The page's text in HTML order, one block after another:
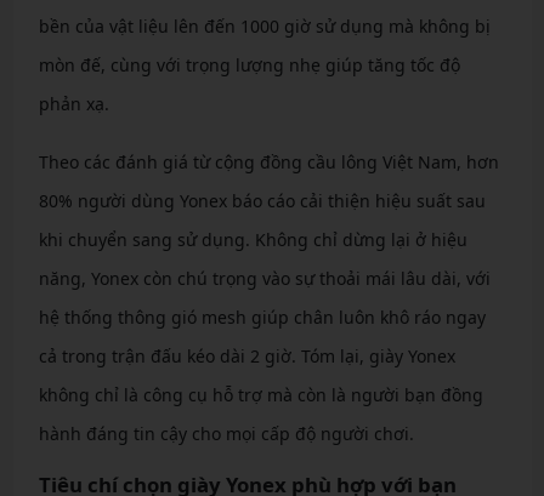
bền của vật liệu lên đến 1000 giờ sử dụng mà không bị
mòn đế, cùng với trọng lượng nhẹ giúp tăng tốc độ
phản xạ.
Theo các đánh giá từ cộng đồng cầu lông Việt Nam, hơn
80% người dùng Yonex báo cáo cải thiện hiệu suất sau
khi chuyển sang sử dụng. Không chỉ dừng lại ở hiệu
năng, Yonex còn chú trọng vào sự thoải mái lâu dài, với
hệ thống thông gió mesh giúp chân luôn khô ráo ngay
cả trong trận đấu kéo dài 2 giờ. Tóm lại, giày Yonex
không chỉ là công cụ hỗ trợ mà còn là người bạn đồng
hành đáng tin cậy cho mọi cấp độ người chơi.
Tiêu chí chọn giày Yonex phù hợp với bạn